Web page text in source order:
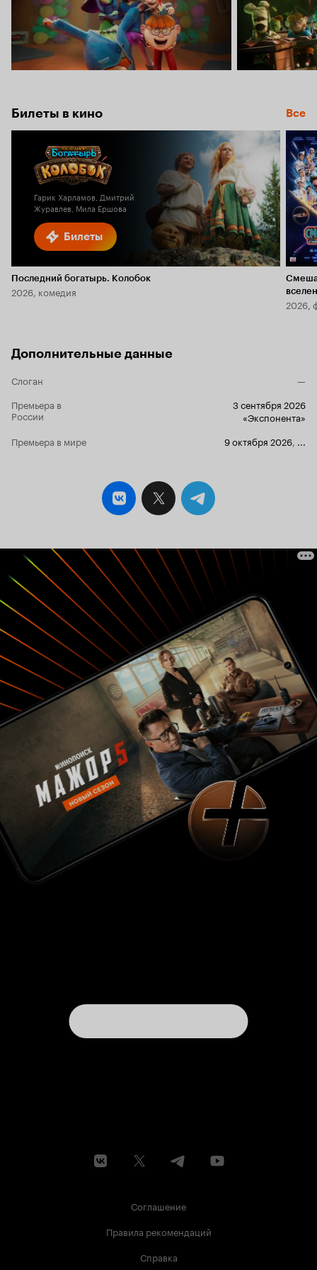
Билеты в кино Все
Билеты
Гарик Харламов, Дмитрий
Журавлев, Мила Ершова
Последний богатырь. Колобок
2026, комедия
2026,
Дополнительные данные
Слоган
—
Премьера в
России
3 сентября 2026
«Экспонента»
Премьера в мире
9 октября 2026
Соглашение
Правила рекомендаций
Справка